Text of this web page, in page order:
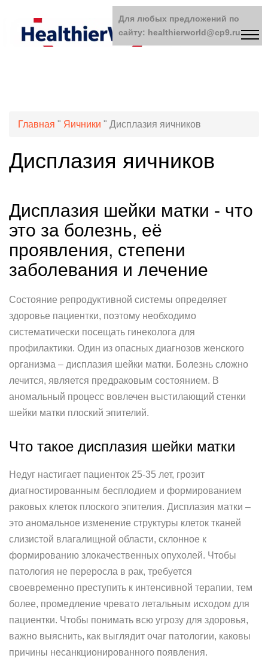
Главная " Яичники " Дисплазия яичников
Дисплазия яичников
Дисплазия шейки матки - что
это за болезнь, её
проявления, степени
заболевания и лечение
Состояние репродуктивной системы определяет
здоровье пациентки, поэтому необходимо
систематически посещать гинеколога для
профилактики. Один из опасных диагнозов женского
организма – дисплазия шейки матки. Болезнь сложно
лечится, является предраковым состоянием. В
аномальный процесс вовлечен выстилающий стенки
шейки матки плоский эпителий.
Что такое дисплазия шейки матки
Недуг настигает пациенток 25-35 лет, грозит
диагностированным бесплодием и формированием
раковых клеток плоского эпителия. Дисплазия матки –
это аномальное изменение структуры клеток тканей
слизистой влагалищной области, склонное к
формированию злокачественных опухолей. Чтобы
патология не переросла в рак, требуется
своевременно преступить к интенсивной терапии, тем
более, промедление чревато летальным исходом для
пациентки. Чтобы понимать всю угрозу для здоровья,
важно выяснить, как выглядит очаг патологии, каковы
причины несанкционированного появления.
Для любых предложений по
сайту: healthierworld@cp9.ru